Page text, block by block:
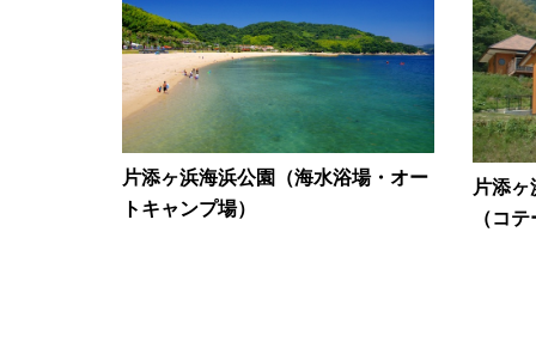
片添ヶ浜海浜公園（海水浴場・オー
トキャンプ場）
片添
（コ